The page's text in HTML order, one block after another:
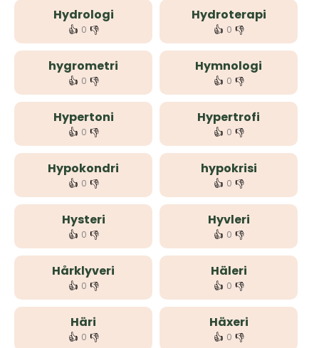
Hydrologi
👍 0 👎
Hydroterapi
👍 0 👎
hygrometri
👍 0 👎
Hymnologi
👍 0 👎
Hypertoni
👍 0 👎
Hypertrofi
👍 0 👎
Hypokondri
👍 0 👎
hypokrisi
👍 0 👎
Hysteri
👍 0 👎
Hyvleri
👍 0 👎
Hårklyveri
👍 0 👎
Häleri
👍 0 👎
Häri
👍 0 👎
Häxeri
👍 0 👎